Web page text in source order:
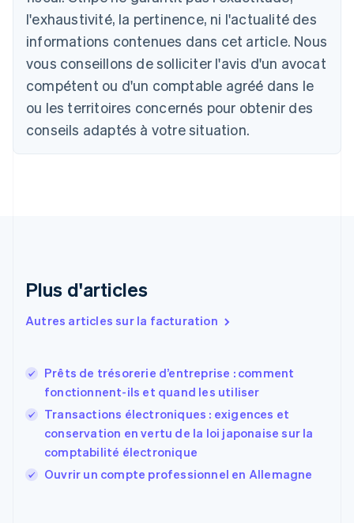
l'exhaustivité, la pertinence, ni l'actualité des
informations contenues dans cet article. Nous
vous conseillons de solliciter l'avis d'un avocat
compétent ou d'un comptable agréé dans le
ou les territoires concernés pour obtenir des
conseils adaptés à votre situation.
Plus d'articles
Autres articles sur la facturation
Prêts de trésorerie d’entreprise : comment
fonctionnent-ils et quand les utiliser
Transactions électroniques : exigences et
conservation en vertu de la loi japonaise sur la
comptabilité électronique
Ouvrir un compte professionnel en Allemagne
NederlandsFrançaisDeutschEnglish
Brésil
Português
Bulgarie
English
Canada
Chine continentale
简体中文English
Español English
English
Finlande
EnglishSvenska
FrançaisEnglish
Gibraltar
English
Grèce